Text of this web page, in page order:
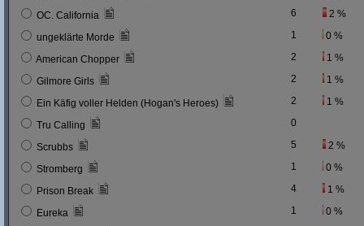
OC. California 6 2 %
ungeklärte Morde 1 0 %
American Chopper 2 1 %
Gilmore Girls 2 1 %
Ein Käfig voller Helden (Hogan's Heroes) 2 1 %
Tru Calling 0
Scrubbs 5 2 %
Stromberg 1 0 %
Prison Break 4 1 %
Eureka 1 0 %